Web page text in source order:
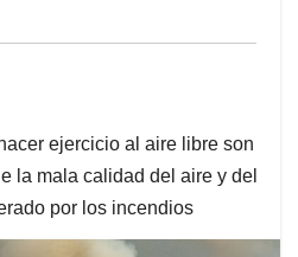
ejercicio al aire libre son
la mala calidad del aire y del
por los incendios